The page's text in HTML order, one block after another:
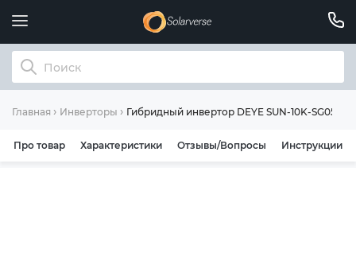
Главная Инверторы Гибридный инвертор DEYE SUN-10K-
Про товар Характеристики Отзывы/Вопросы Инструкции